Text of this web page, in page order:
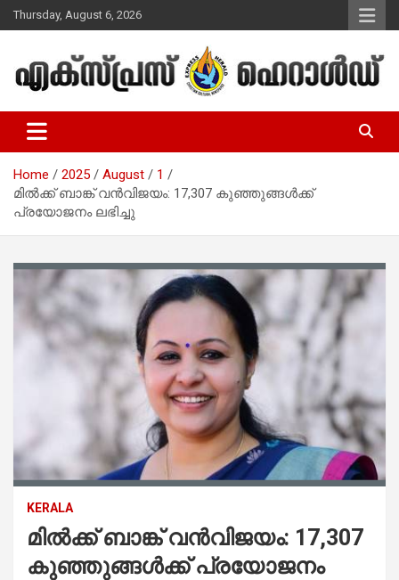
Skip
to
Thursday, August 6, 2026
Express Herald – Malayalam
Christian News
Home 2025 August
1
മില്‍ക്ക് ബാങ്ക് വന്‍വിജയം: 17,307 കുഞ്ഞുങ്ങള്‍ക്ക്
പ്രയോജനം ലഭിച്ചു
KERALA
മില്‍ക്ക് ബാങ്ക് വന്‍വിജയം: 17,307
കുഞ്ഞുങ്ങള്‍ക്ക് പ്രയോജനം